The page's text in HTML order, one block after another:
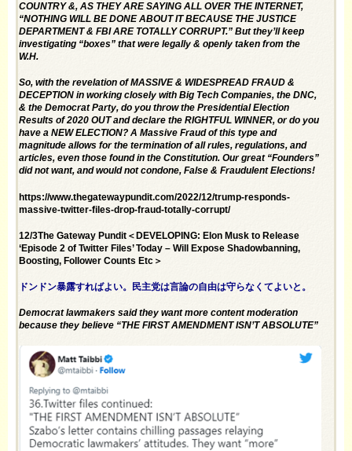
COUNTRY &, AS THEY ARE SAYING ALL OVER THE INTERNET,
“NOTHING WILL BE DONE ABOUT IT BECAUSE THE JUSTICE
DEPARTMENT & FBI ARE TOTALLY CORRUPT.” But they’ll keep
investigating “boxes” that were legally & openly taken from the
W.H.
So, with the revelation of MASSIVE & WIDESPREAD FRAUD &
DECEPTION in working closely with Big Tech Companies, the DNC,
& the Democrat Party, do you throw the Presidential Election
Results of 2020 OUT and declare the RIGHTFUL WINNER, or do you
have a NEW ELECTION? A Massive Fraud of this type and
magnitude allows for the termination of all rules, regulations, and
articles, even those found in the Constitution. Our great “Founders”
did not want, and would not condone, False & Fraudulent Elections!
https://www.thegatewaypundit.com/2022/12/trump-responds-
massive-twitter-files-drop-fraud-totally-corrupt/
12/3The Gateway Pundit＜DEVELOPING: Elon Musk to Release
‘Episode 2 of Twitter Files’ Today – Will Expose Shadowbanning,
Boosting, Follower Counts Etc＞
ドンドン暴露すればよい。民主党は言論の自由は守らなくてよいと。
Democrat lawmakers said they want more content moderation
because they believe “THE FIRST AMENDMENT ISN’T ABSOLUTE”